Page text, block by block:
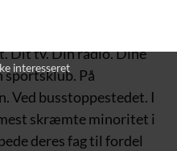
Dit tv. Din radio. Dine
sportsklub. På
Ved busstoppestedet. I
skræmte minoritet i
deres fag til fordel
interesseret